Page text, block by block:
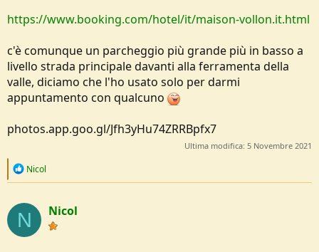
https://www.booking.com/hotel/it/maison-vollon.it.html
c'è comunque un parcheggio più grande più in basso a
livello strada principale davanti alla ferramenta della
valle, diciamo che l'ho usato solo per darmi
appuntamento con qualcuno
photos.app.goo.gl/Jfh3yHu74ZRRBpfx7
Ultima modifica: 5 Novembre 2021
R
c
i
o
Nicol
N Nicol